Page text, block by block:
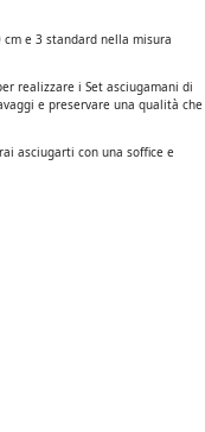
cm e 3 standard nella misura
realizzare i Set asciugamani di
e preservare una qualità che
asciugarti con una soffice e